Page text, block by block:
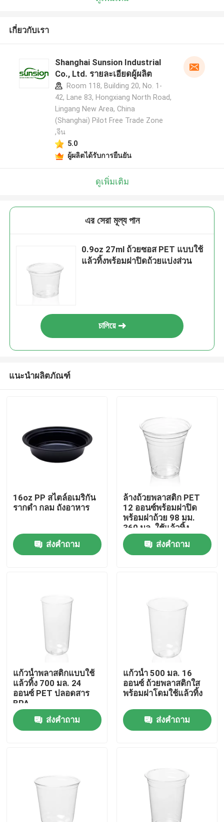
การแสดง VR
เกี่ยวกับเรา
ทัวร์โรงงาน
ควบคุมคุณภาพ
ติดต่อเรา
กรณี
ถ้วยพลาสติกทิ้ง
เกี่ยวกับเรา
Shanghai Sunsion Industrial
Co., Ltd. รายละเอียดผู้ผลิต
Room 118, Building 20, No. 1-
42, Lane 83, Hongxiang North Road,
Lingang New Area, China
(Shanghai) Pilot Free Trade Zone
,จีน
5.0
ผู้ผลิตได้รับการยืนยัน
ดูเพิ่มเติม
এর সেরা মূল্য পান
0.9oz 27ml ถ้วยซอส PET แบบใช้
แล้วทิ้งพร้อมฝาปิดถ้วยแบ่งส่วน
চালিয়ে
แนะนำผลิตภัณฑ์
16oz PP สไตล์อเมริกัน
รากดํา กลม ถังอาหาร
ส่งคำถาม
ล้างถ้วยพลาสติก PET
12 ออนซ์พร้อมฝาปิด
พร้อมฝาถ้วย 98 มม.
360 มล. ใช้แล้วทิ้ง
ส่งคำถาม
แก้วน้ำพลาสติกแบบใช้
แล้วทิ้ง 700 มล. 24
ออนซ์ PET ปลอดสาร
BPA
ส่งคำถาม
แก้วน้ำ 500 มล. 16
ออนซ์ ถ้วยพลาสติกใส
พร้อมฝาโดมใช้แล้วทิ้ง
ส่งคำถาม